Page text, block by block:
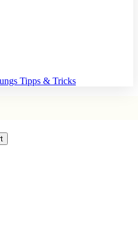
Tipps & Tricks